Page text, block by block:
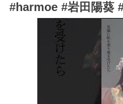
#harmoe #岩田陽葵